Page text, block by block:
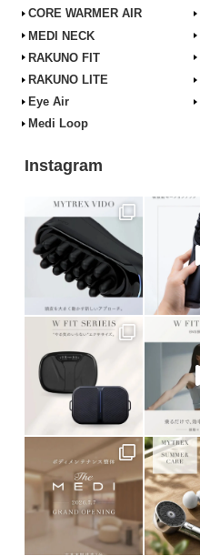
CORE WARMER AIR
MEDI NECK
RAKUNO FIT
RAKUNO LITE
Eye Air
Medi Loop
Instagram